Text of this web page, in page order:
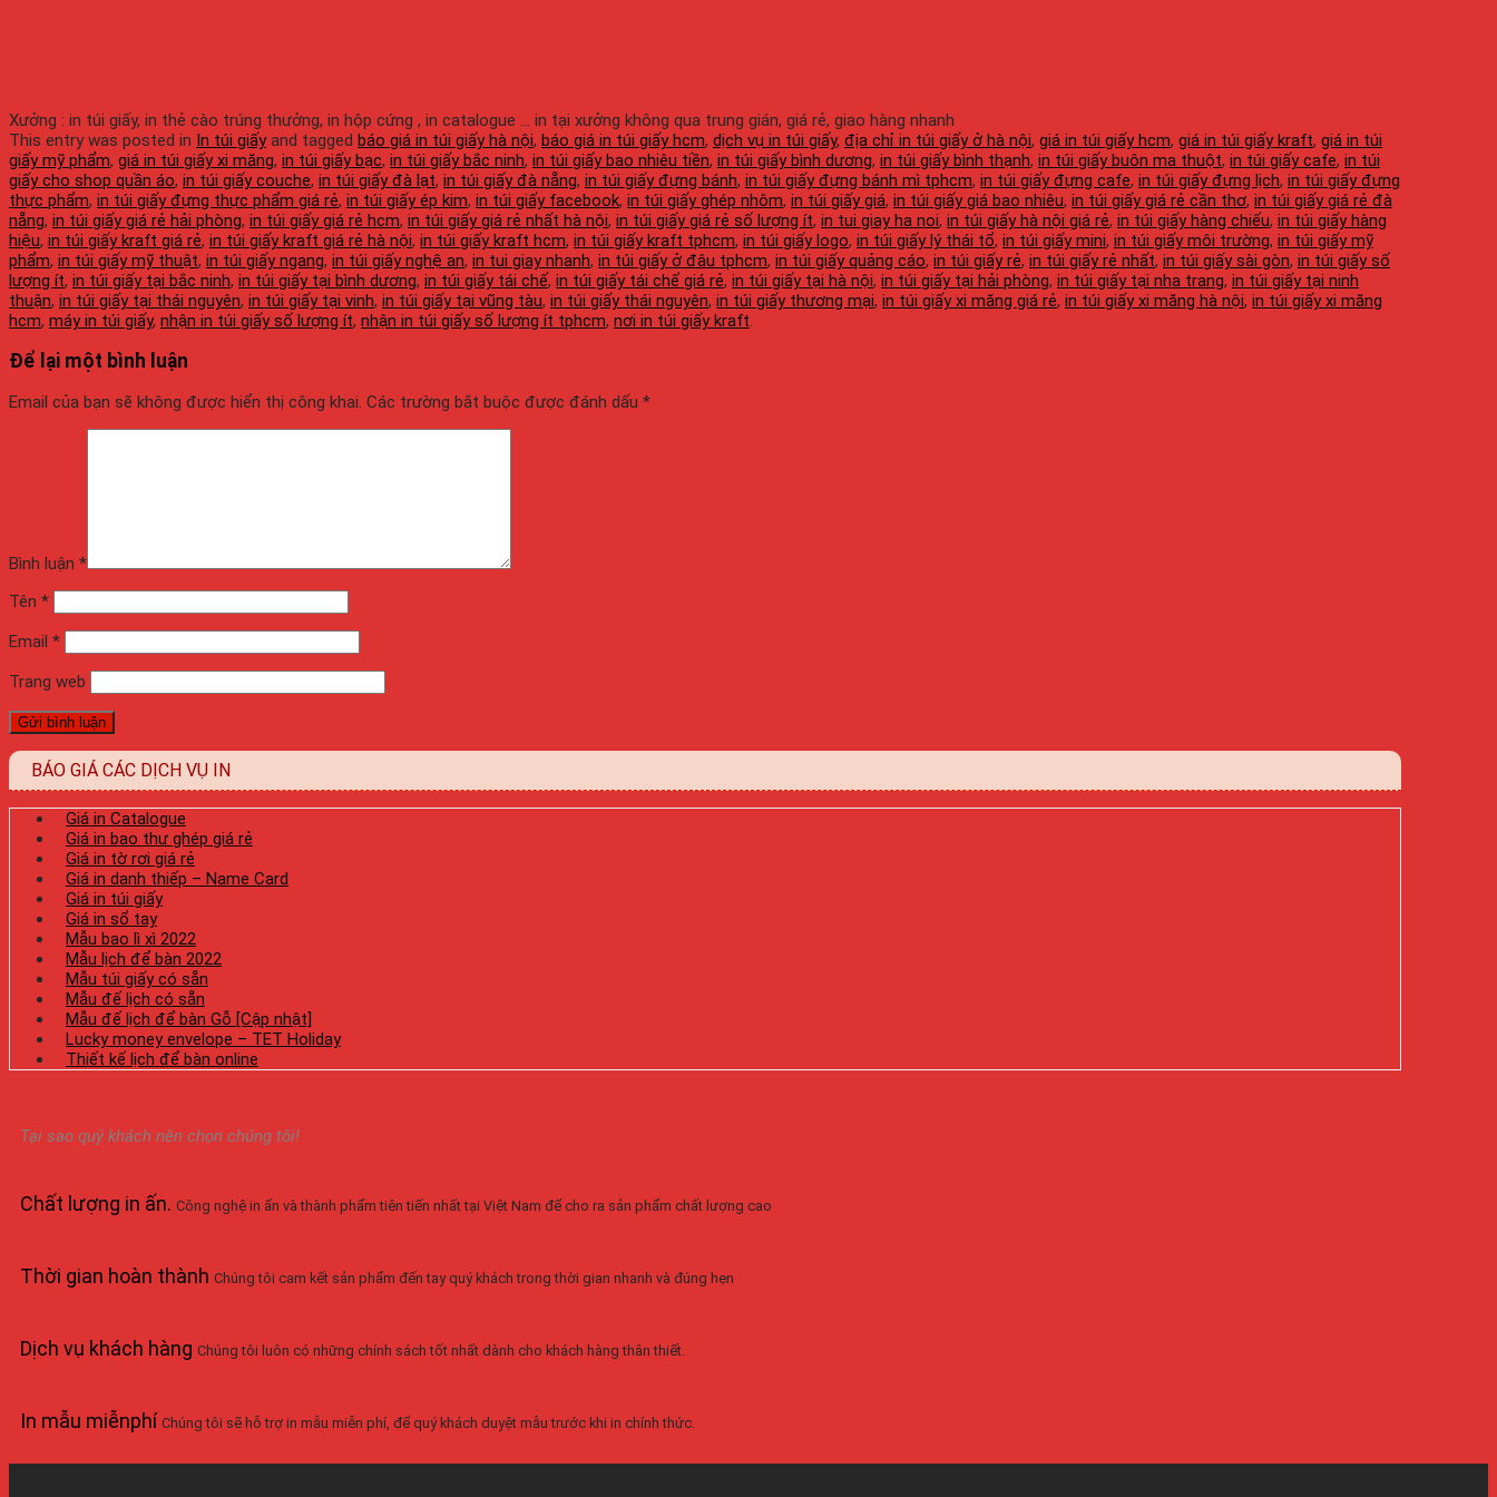
Xưởng : in túi giấy, in thẻ cào trúng thưởng, in hộp cứng , in catalogue ... in tại xưởng không qua trung gián, giá rẻ, giao hàng nhanh
This entry was posted in In túi giấyand tagged báo giá in túi giấy hà nội, báo giá in túi giấy hcm, dịch vụ in túi giấy, địa chỉ in túi giấy ở hà nội, giá in túi giấy hcm, giá in túi giấy kraft, giá in túi
giấy mỹ phẩm, giá in túi giấy xi măng, in túi giấy bạc, in túi giấy bắc ninh, in túi giấy bao nhiêu tiền, in túi giấy bình dương, in túi giấy bình thạnh, in túi giấy buôn ma thuột, in túi giấy cafe, in túi
giấy cho shop quần áo, in túi giấy couche, in túi giấy đà lạt, in túi giấy đà nẵng, in túi giấy đựng bánh, in túi giấy đựng bánh mì tphcm, in túi giấy đựng cafe, in túi giấy đựng lịch, in túi giấy đựng
thực phẩm, in túi giấy đựng thực phẩm giá rẻ, in túi giấy ép kim, in túi giấy facebook, in túi giấy ghép nhôm, in túi giấy giá, in túi giấy giá bao nhiêu, in túi giấy giá rẻ cần thơ, in túi giấy giá rẻ đà
nẵng, in túi giấy giá rẻ hải phòng, in túi giấy giá rẻ hcm, in túi giấy giá rẻ nhất hà nội, in túi giấy giá rẻ số lượng ít, in tui giay ha noi, in túi giấy hà nội giá rẻ, in túi giấy hàng chiếu, in túi giấy hàng
hiệu, in túi giấy kraft giá rẻ, in túi giấy kraft giá rẻ hà nội, in túi giấy kraft hcm, in túi giấy kraft tphcm, in túi giấy logo, in túi giấy lý thái tổ, in túi giấy mini, in túi giấy môi trường, in túi giấy mỹ
phẩm, in túi giấy mỹ thuật, in túi giấy ngang, in túi giấy nghệ an, in tui giay nhanh, in túi giấy ở đâu tphcm, in túi giấy quảng cáo, in túi giấy rẻ, in túi giấy rẻ nhất, in túi giấy sài gòn, in túi giấy số
lượng ít, in túi giấy tại bắc ninh, in túi giấy tại bình dương, in túi giấy tái chế, in túi giấy tái chế giá rẻ, in túi giấy tại hà nội, in túi giấy tại hải phòng, in túi giấy tại nha trang, in túi giấy tại ninh
thuận, in túi giấy tại thái nguyên, in túi giấy tại vinh, in túi giấy tại vũng tàu, in túi giấy thái nguyên, in túi giấy thương mại, in túi giấy xi măng giá rẻ, in túi giấy xi măng hà nội, in túi giấy xi măng
hcm, máy in túi giấy, nhận in túi giấy số lượng ít, nhận in túi giấy số lượng ít tphcm, nơi in túi giấy kraft
Để lại một bình luận
Email của bạn sẽ không được hiển thị công khai. Các trường bắt buộc được đánh dấu *
Bình luận *
Tên *
Email *
Trang web
BÁO GIÁ CÁC DỊCH VỤ IN
Giá in Catalogue
Giá in bao thư ghép giá rẻ
Giá in tờ rơi giá rẻ
Giá in danh thiếp – Name Card
Giá in túi giấy
Giá in sổ tay
Mẫu bao lì xì 2022
Mẫu lịch để bàn 2022
Mẫu túi giấy có sẵn
Mẫu đế lịch có sẵn
Mẫu đế lịch để bàn Gỗ [Cập nhật]
Lucky money envelope – TET Holiday
Thiết kế lịch để bàn online
Tại sao quý khách nên chọn chúng tôi!
Chất lượng in ấn. Công nghệ in ấn và thành phẩm tiên tiến nhất tại Việt Nam để cho ra sản phẩm chất lượng cao
Thời gian hoàn thành Chúng tôi cam kết sản phẩm đến tay quý khách trong thời gian nhanh và đúng hẹn
Dịch vụ khách hàng Chúng tôi luôn có những chính sách tốt nhất dành cho khách hàng thân thiết.
In mẫu miễnphí Chúng tôi sẽ hỗ trợ in mẫu miễn phí, để quý khách duyệt mẫu trước khi in chính thức.